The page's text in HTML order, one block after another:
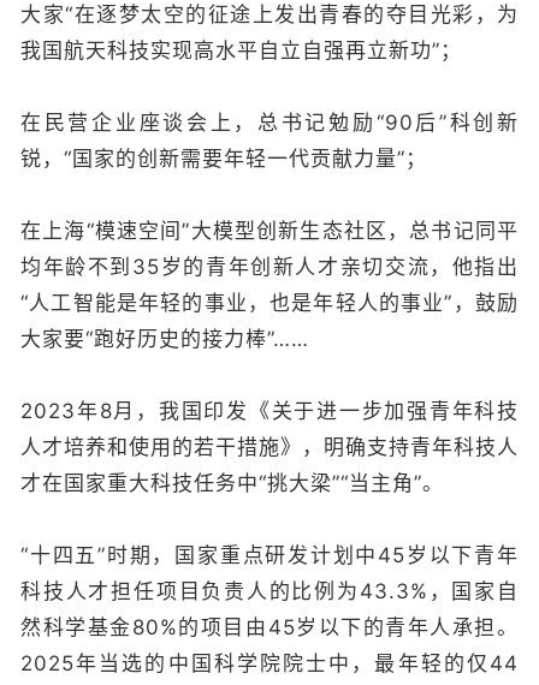
大家“在逐梦太空的征途上发出青春的夺目光彩，为
我国航天科技实现高水平自立自强再立新功”；
在民营企业座谈会上，总书记勉励“90后”科创新
锐，“国家的创新需要年轻一代贡献力量”；
在上海“模速空间”大模型创新生态社区，总书记同平
均年龄不到35岁的青年创新人才亲切交流，他指出
“人工智能是年轻的事业，也是年轻人的事业”，鼓励
大家要“跑好历史的接力棒”……
2023年8月，我国印发《关于进一步加强青年科技
人才培养和使用的若干措施》，明确支持青年科技人
才在国家重大科技任务中“挑大梁”“当主角”。
“十四五”时期，国家重点研发计划中45岁以下青年
科技人才担任项目负责人的比例为43.3%，国家自
然科学基金80%的项目由45岁以下的青年人承担。
2025年当选的中国科学院院士中，最年轻的仅44